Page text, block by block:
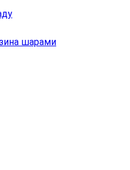
шарами